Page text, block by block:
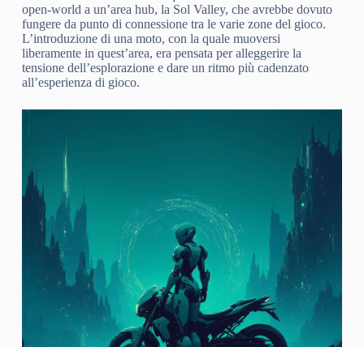
open-world a un’area hub, la Sol Valley, che avrebbe dovuto
fungere da punto di connessione tra le varie zone del gioco.
L’introduzione di una moto, con la quale muoversi
liberamente in quest’area, era pensata per alleggerire la
tensione dell’esplorazione e dare un ritmo più cadenzato
all’esperienza di gioco.